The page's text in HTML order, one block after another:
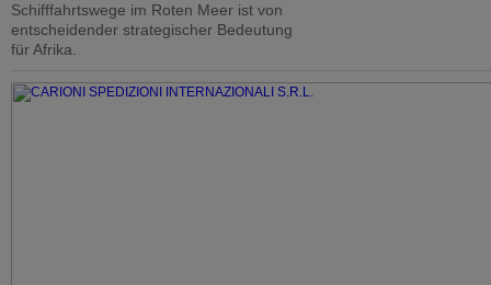
Schifffahrtswege im Roten Meer ist von
entscheidender strategischer Bedeutung
für Afrika.